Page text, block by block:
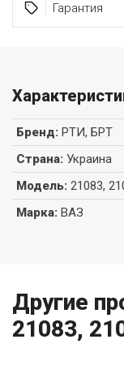
Гарантия
Бренд: РТИ, БРТ
Страна: Украина
Модель: 21083,
Марка: ВАЗ
Другие
21083,